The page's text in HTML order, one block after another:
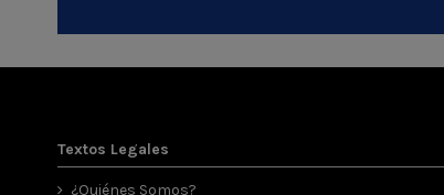
Textos Legales
¿Quiénes Somos?